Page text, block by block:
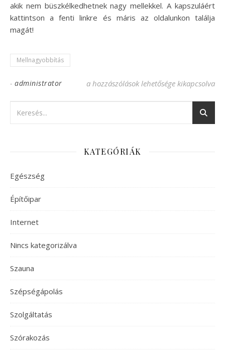
akik nem büszkélkedhetnek nagy mellekkel. A kapszuláért
kattintson a fenti linkre és máris az oldalunkon találja
magát!
Mellnagyobbítás
- administrator Mellnagyobbítás természetes módszerrel!
a hozzászólások lehetősége kikapcsolva
KATEGÓRIÁK
Egészség
Építőipar
Internet
Nincs kategorizálva
Szauna
Szépségápolás
Szolgáltatás
Szórakozás